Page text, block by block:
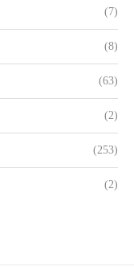
(7)
(8)
(63)
(2)
(253)
(2)